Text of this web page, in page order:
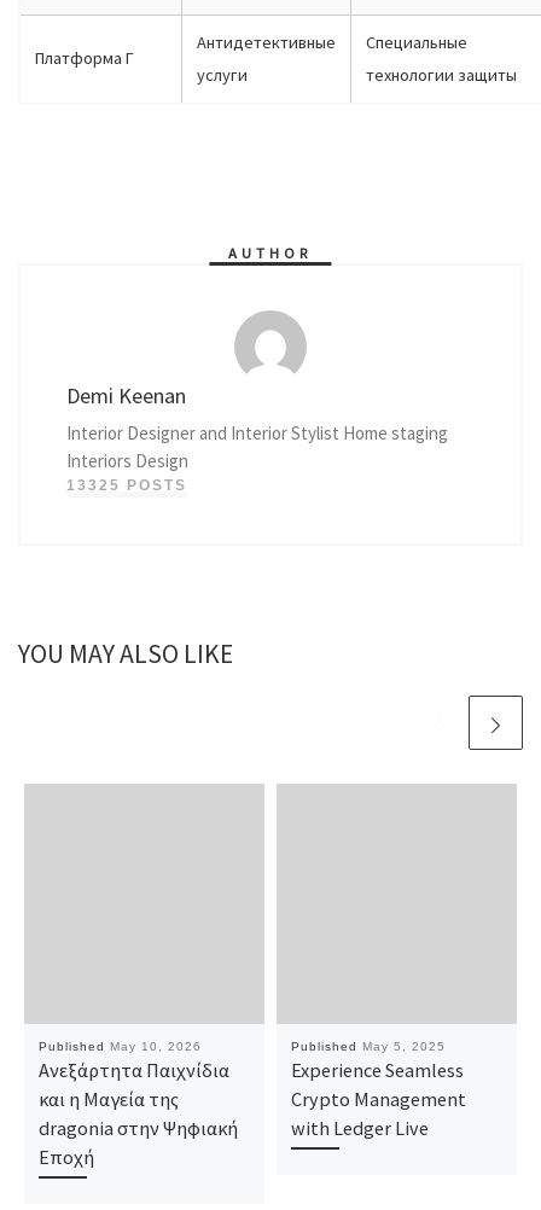
Платформа Г
Антидетективные
услуги
Специальные
технологии защиты
AUTHOR
Demi Keenan
Interior Designer and Interior Stylist Home staging
Interiors Design
13325 POSTS
YOU MAY ALSO LIKE
Published May 10, 2026
Ανεξάρτητα Παιχνίδια
και η Μαγεία της
dragonia στην Ψηφιακή
Εποχή
Published May 5, 2025
Experience Seamless
Crypto Management
with Ledger Live